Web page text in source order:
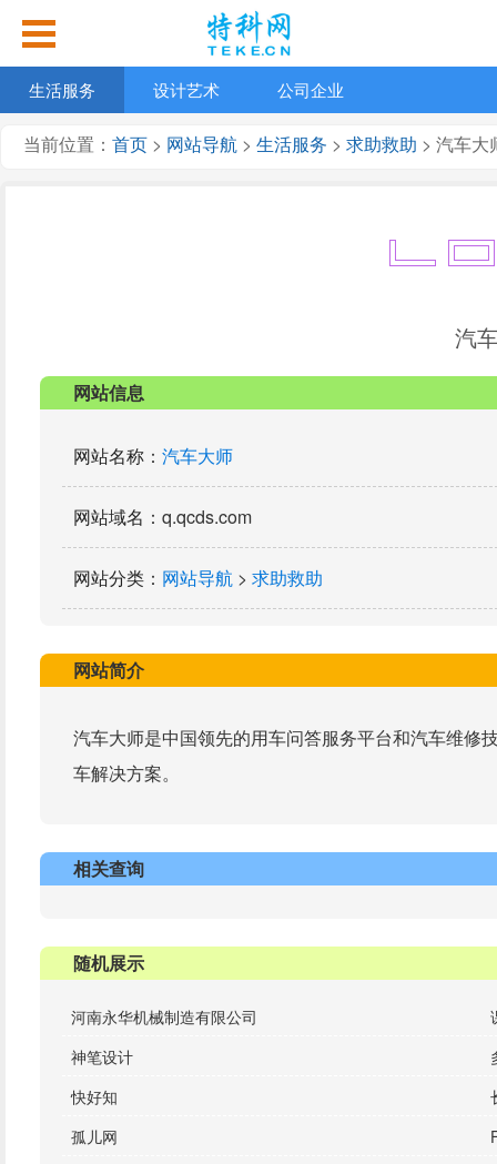
生活服务 设计艺术 公司企业
当前位置： 首页 > 网站导航 > 生活服务 > 求助救助 > 汽车大
汽
网站信息
网站名称 ： 汽车大师
网站域名 ：q.qcds.com
网站分类 ： 网站导航 > 求助救助
网站简介
汽车大师是中国领先的用车问答服务平台和汽车维修
车解决方案。
相关查询
随机展示
河南永华机械制造有限公司
神笔设计
快好知
孤儿网